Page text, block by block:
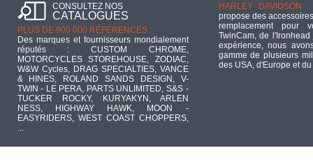
CONSULTEZ NOS
CATALOGUES
PLUS DE 900 000 RÉFÉRENCES :
Des marques et fournisseurs mondialement
réputés : CUSTOM CHROME,
MOTORCYCLES STOREHOUSE, ZODIAC,
W&W Cycles, DRAG SPECIALTIES, VANCE
& HINES, ROLAND SANDS DESIGN, V-
TWIN - LE PERA, PARTS UNLIMITED, S&S -
TUCKER ROCKY, KURYAKYN, ARLEN
NESS, HIGHWAY HAWK, MOON -
EASYRIDERS, WEST COAST CHOPPERS,
HARLEY DAVIDSON :
propose des
remplacement pour
TwinCam, de
expérience, nous
gamme de plusieurs
des USA, d'Europe et